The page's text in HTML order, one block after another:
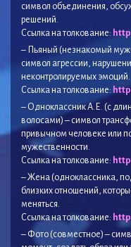
символ объединения,
решений.
Ссылка на толкование:
– Пьяный (незнакомый
символ агрессии,
неконтролируемых эмоций.
Ссылка на толкование:
– Одноклассник А.Е. (с
волосами) – символ
привычном человеке или
мужественности.
Ссылка на толкование:
– Жена (одноклассника,
близких отношений,
меняться.
Ссылка на толкование:
– Фото (совместное) –